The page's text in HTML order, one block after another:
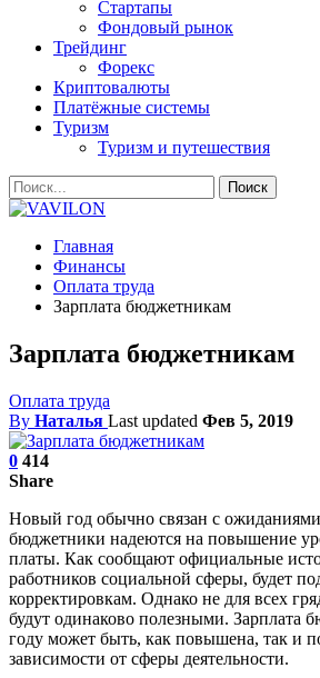
Стартапы
Фондовый рынок
Трейдинг
Форекс
Криптовалюты
Платёжные системы
Туризм
Туризм и путешествия
Главная
Финансы
Оплата труда
Зарплата бюджетникам
Зарплата бюджетникам
Оплата труда
By Наталья Last updated Фев 5, 2019
0 414
Share
Новый год обычно связан с
бюджетники надеются на повышение
платы. Как сообщают официальные
работников социальной сферы, будет
корректировкам. Однако не для всех
будут одинаково полезными. Зарплата
году может быть, как повышена, так и
зависимости от сферы деятельности.